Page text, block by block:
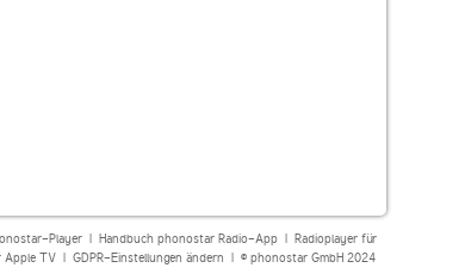
Player| Handbuch phonostar Radio-App| Radioplayer für
Apple TV| GDPR-Einstellungen ändern | © phonostar GmbH 2024